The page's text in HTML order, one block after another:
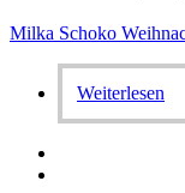
Milka Schoko
Weiterlesen